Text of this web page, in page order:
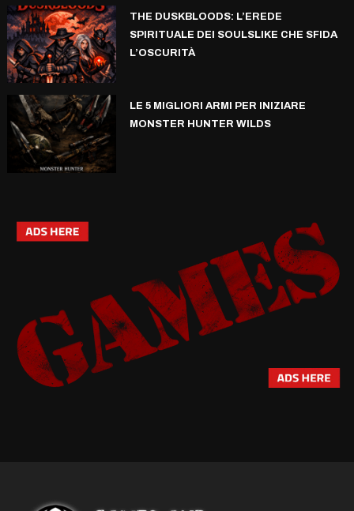
THE DUSKBLOODS: L’EREDE
SPIRITUALE DEI SOULSLIKE CHE SFIDA
L’OSCURITÀ
LE 5 MIGLIORI ARMI PER INIZIARE
MONSTER HUNTER WILDS